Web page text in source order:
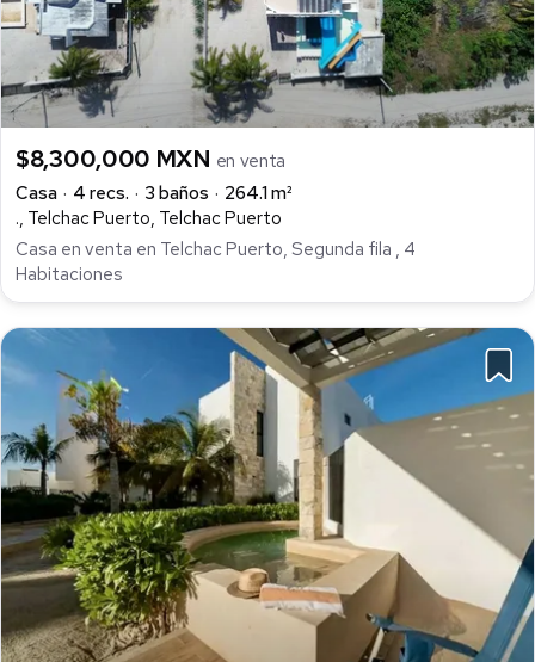
$8,300,000 MXN en venta
Casa
4 recs. 3 baños
264.1 m²
., Telchac Puerto, Telchac Puerto
Casa en venta en Telchac Puerto, Segunda fila , 4
Habitaciones